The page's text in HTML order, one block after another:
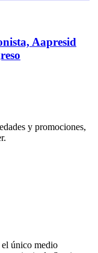
Aapresid
y promociones,
el único medio